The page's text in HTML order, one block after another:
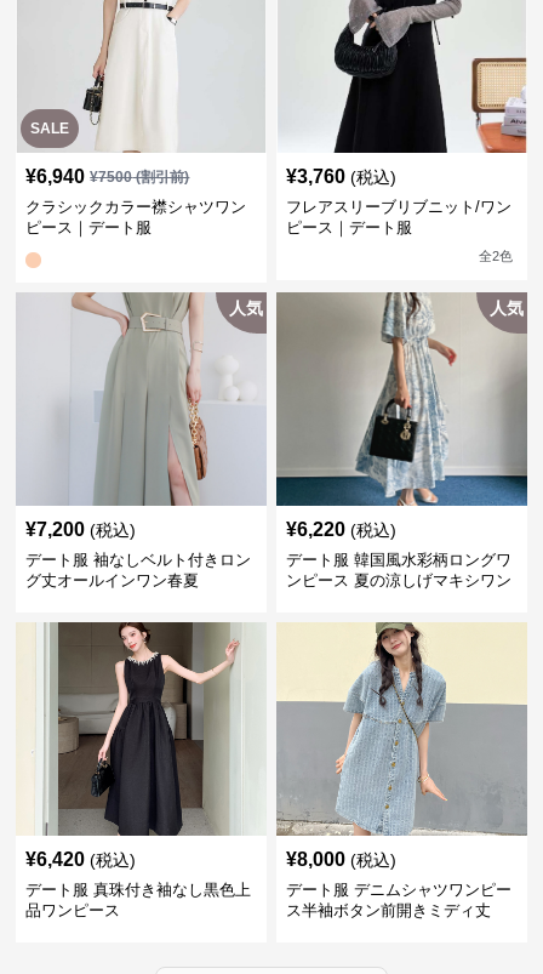
SALE
¥6,940 ¥7500(割引前)
クラシックカラー襟シャツワン
ピース｜デート服
¥3,760 (税込)
フレアスリーブリブニット/ワン
ピース｜デート服
全2色
人気
¥7,200 (税込)
デート服 袖なしベルト付きロン
グ丈オールインワン春夏
人気
¥6,220 (税込)
デート服 韓国風水彩柄ロングワ
ンピース 夏の涼しげマキシワン
¥6,420 (税込)
デート服 真珠付き袖なし黒色上
品ワンピース
¥8,000 (税込)
デート服 デニムシャツワンピー
ス半袖ボタン前開きミディ丈